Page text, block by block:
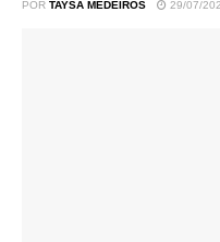
POR TAYSA MEDEIROS 29/07/